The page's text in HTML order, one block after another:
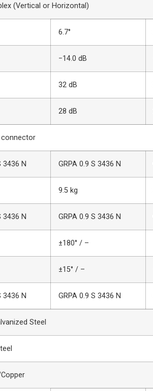
(Vertical or Horizontal)
6.7°
−14.0 dB
32 dB
28 dB
3436 N GRPA 0.9 S 3436 N
9.5 kg
3436 N GRPA 0.9 S 3436 N
±180° / –
±15° / –
3436 N GRPA 0.9 S 3436 N
Steel